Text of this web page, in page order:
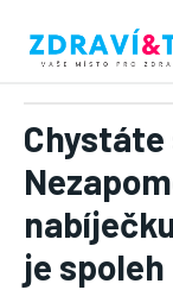
Chystáte
je spoleh